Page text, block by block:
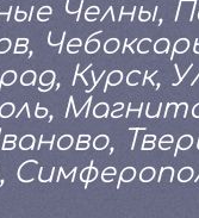
Челны,
Курск,